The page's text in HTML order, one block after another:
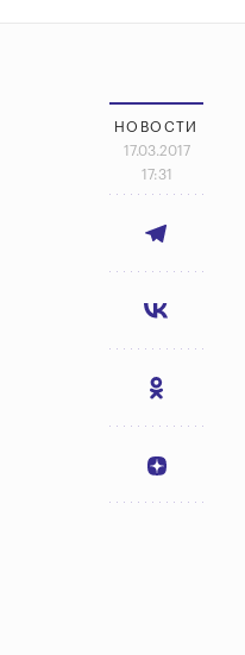
НОВОСТИ
17.03.2017
17:31